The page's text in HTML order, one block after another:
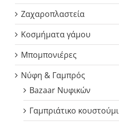
Ζαχαροπλαστεία
Κοσμήματα γάμου
Μπομπονιέρες
Νύφη & Γαμπρός
Bazaar Νυφικών
Γαμπριάτικο κουστούμι